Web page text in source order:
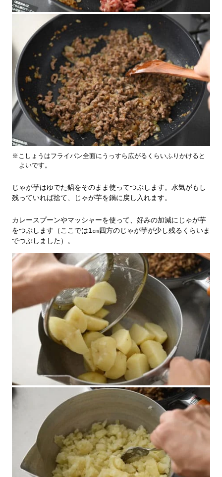
※こしょうはフライパン全面にうっすら広がるくらいふりかけると
よいです。
じゃが芋はゆでた鍋をそのまま使ってつぶします。水気がもし
残っていれば捨て、じゃが芋を鍋に戻し入れます。
カレースプーンやマッシャーを使って、好みの加減にじゃが芋
をつぶします（ここでは1㎝四方のじゃが芋が少し残るくらいま
でつぶしました）。